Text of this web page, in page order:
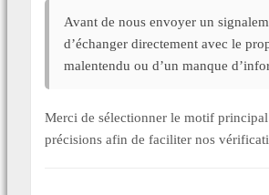
Avant de nous envoyer un
d’échanger directement avec le
malentendu ou d’un manque
Merci de sélectionner le motif
précisions afin de faciliter nos